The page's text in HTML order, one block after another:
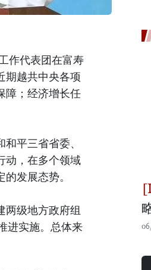
作代表团在富寿
期越共中央各项
障；经济增长任
平三省省委、
动，在多个领域
发展态势。
两级地方政府组
进实施。总体来